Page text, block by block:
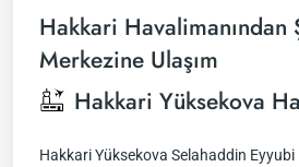
Hakkari Havalimanından
Merkezine Ulaşım
Hakkari Yüksekova
Hakkari Yüksekova Selahaddin Eyyubi